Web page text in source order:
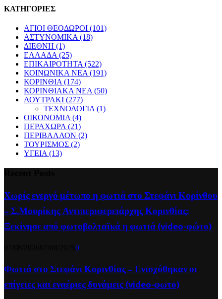
ΚΑΤΗΓΟΡΙΕΣ
ΑΓΙΟΙ ΘΕΟΔΩΡΟΙ (101)
ΑΣΤΥΝΟΜΙΚΑ (18)
ΔΙΕΘΝΗ (1)
ΕΛΛΑΔΑ (25)
ΕΠΙΚΑΙΡΟΤΗΤΑ (522)
ΚΟΙΝΩΝΙΚΑ ΝΕΑ (191)
ΚΟΡΙΝΘΙΑ (174)
ΚΟΡΙΝΘΙΑΚΑ ΝΕΑ (50)
ΛΟΥΤΡΑΚΙ (277)
ΤΕΧΝΟΛΟΓΙΑ (1)
ΟΙΚΟΝΟΜΙΑ (4)
ΠΕΡΑΧΩΡΑ (21)
ΠΕΡΙΒΑΛΛΟΝ (2)
ΤΟΥΡΙΣΜΟΣ (2)
ΥΓΕΙΑ (13)
Χωρίς ενεργό μέτωπο η φωτιά στο Στεφάνι Κορίνθου
– Σ.Μουρίκης Αντιπεριφερειάρχης Κορινθίας:
Ξεκίνησε από φωτοβολταϊκά η φωτιά (video-φώτο)
0
Φωτιά στο Στεφάνι Κορινθίας – Ενισχύθηκαν οι
επίγειες και εναέριες δυνάμεις (video-φωτο)